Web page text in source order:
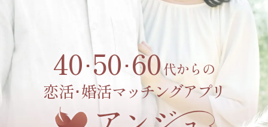
40･50･60代からの
恋活･婚活マッチングアプリ